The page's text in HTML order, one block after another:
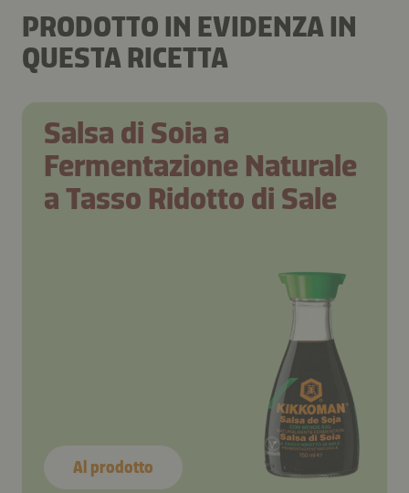
PRODOTTO IN EVIDENZA IN
QUESTA RICETTA
Salsa di Soia a
Fermentazione Naturale
a Tasso Ridotto di Sale
Al prodotto